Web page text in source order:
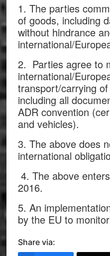
1. The parties
of goods, including
without hindrance
international/
2. Parties agree to
international/
transport/carrying
including all
ADR convention
and vehicles).
3. The above does
international
4. The above
2016.
5. An
by the EU to
Share via: